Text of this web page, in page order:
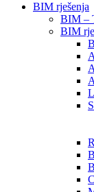
BIM rješenja
BIM –
BIM